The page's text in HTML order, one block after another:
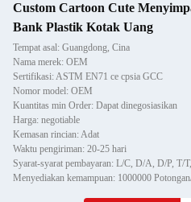
Custom Cartoon Cute
Bank Plastik Kotak Uang
Tempat asal: Guangdong, Cina
Nama merek: OEM
Sertifikasi: ASTM EN71 ce cpsia GCC
Nomor model: OEM
Kuantitas min Order: Dapat dinegosiasikan
Harga: negotiable
Kemasan rincian: Adat
Waktu pengiriman: 20-25 hari
Syarat-syarat pembayaran: L/C, D/A, D/P, T/